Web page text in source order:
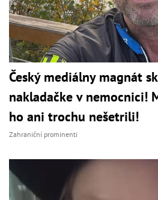
Český mediálny magnát
nakladačke v nemocnici!
ho ani trochu nešetrili!
Zahraniční prominenti